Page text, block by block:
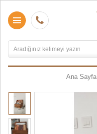
Ana Sayfa